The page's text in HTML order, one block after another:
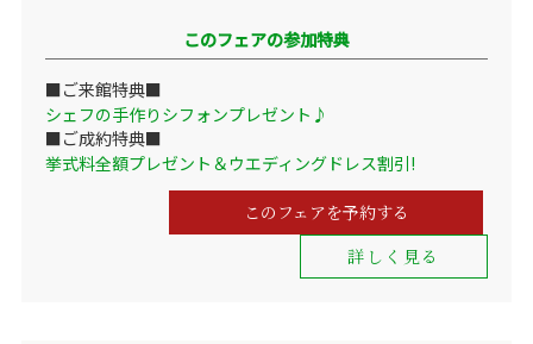
このフェアの参加特典
■ご来館特典■
シェフの手作りシフォンプレゼント♪
■ご成約特典■
挙式料全額プレゼント＆ウエディングドレス割引!
このフェアを予約する
詳しく見る